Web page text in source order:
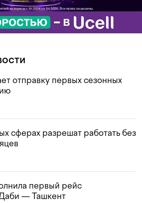
отправку первых сезонных
сферах разрешат работать без
первый рейс
— Ташкент